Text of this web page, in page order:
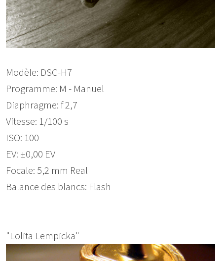
Modèle: DSC-H7
Programme: M - Manuel
Diaphragme: f 2,7
Vitesse: 1/100 s
ISO: 100
EV: ±0,00 EV
Focale: 5,2 mm Real
Balance des blancs: Flash
"Lolita Lempicka"